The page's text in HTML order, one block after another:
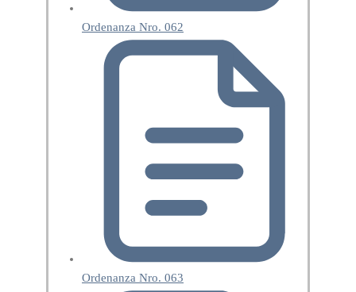
Ordenanza Nro. 062
Ordenanza Nro. 063